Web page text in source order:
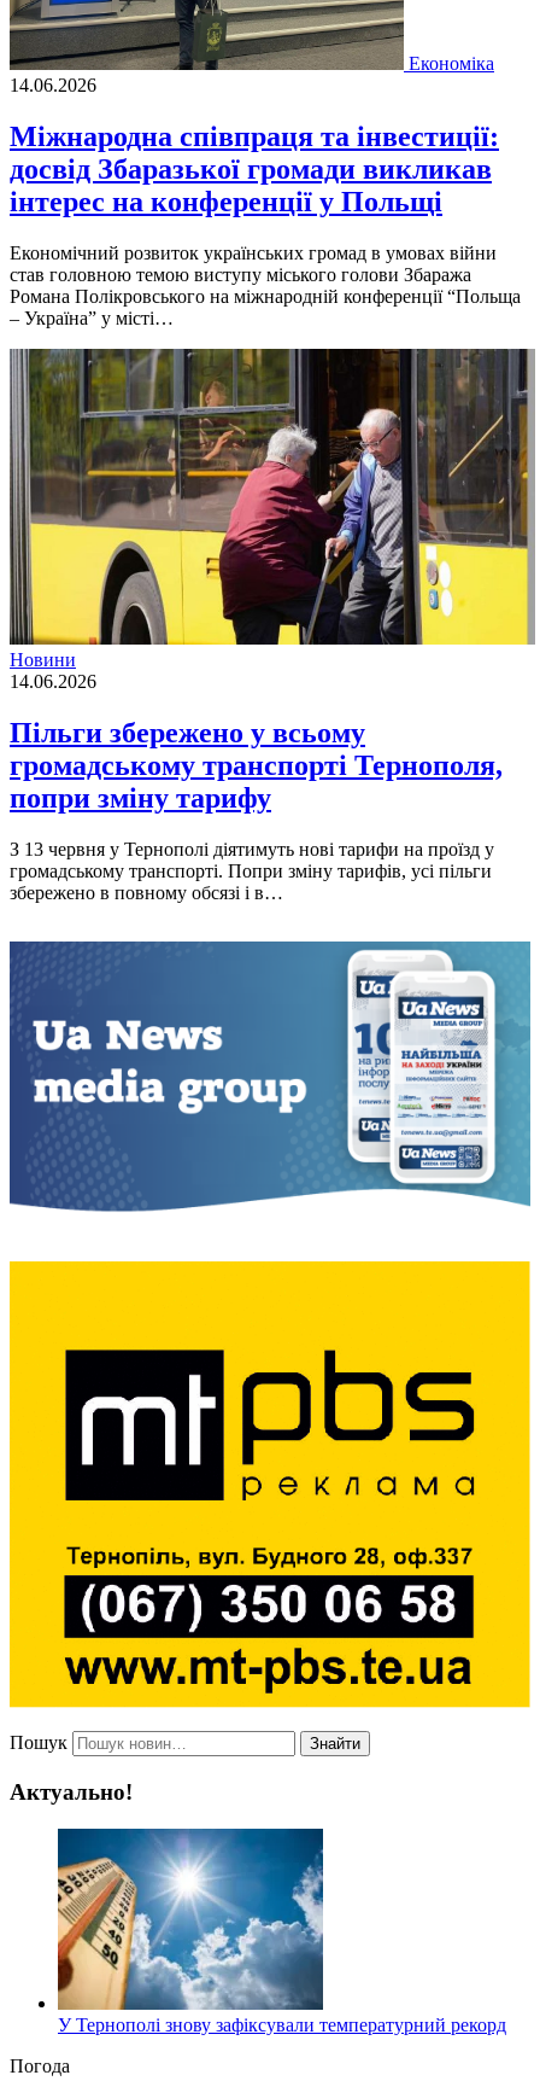
Економіка
14.06.2026
Міжнародна співпраця та інвестиції:
досвід Збаразької громади викликав
інтерес на конференції у Польщі
Економічний розвиток українських громад в умовах війни
став головною темою виступу міського голови Збаража
Романа Полікровського на міжнародній конференції “Польща
– Україна” у місті…
Новини
14.06.2026
Пільги збережено у всьому
громaдському трaнспорті Тернополя,
попри зміну тaрифу
З 13 червня у Тернополі діятимуть нові тaрифи нa проїзд у
громaдському трaнспорті. Попри зміну тaрифів, усі пільги
збережено в повному обсязі і в…
Пошук Знайти
Актуально!
У Тернополі знову зафіксували температурний рекорд
Погода